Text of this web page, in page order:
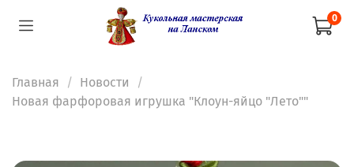
0
Главная
Новости
Новая фарфоровая игрушка "Клоун-яйцо "Лето""